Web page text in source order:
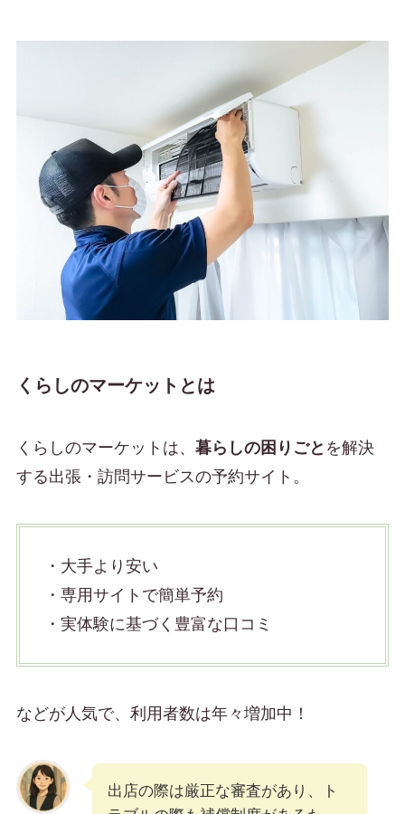
くらしのマーケットとは
くらしのマーケットは、 暮らしの困りごと を解決
する出張・訪問サービスの予約サイト。
・大手より安い
・専用サイトで簡単予約
・実体験に基づく豊富な口コミ
などが人気で、利用者数は年々増加中！
出店の際は厳正な審査があり、ト